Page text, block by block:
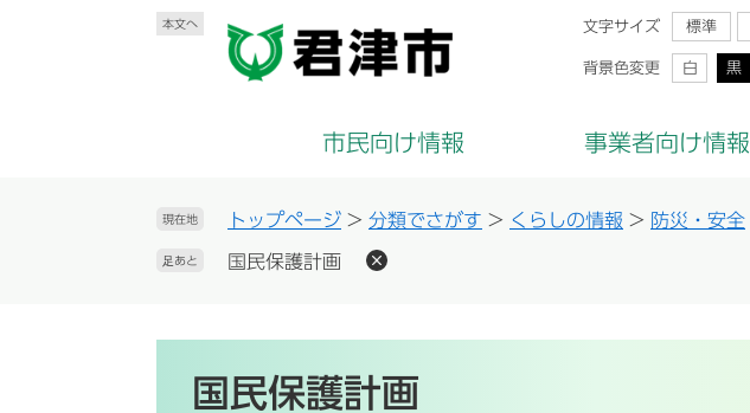
本文へ 文字サイズ 標準
背景色変更 白 黒
市民向け情報 事業者向け情報
現在地 トップページ > 分類でさがす > くらしの情報 > 防災・安全
足あと 国民保護計画
国民保護計画